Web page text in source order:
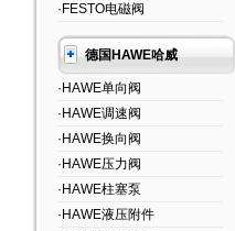
·FESTO电磁阀
德国HAWE哈威
·HAWE单向阀
·HAWE调速阀
·HAWE换向阀
·HAWE压力阀
·HAWE柱塞泵
·HAWE液压附件